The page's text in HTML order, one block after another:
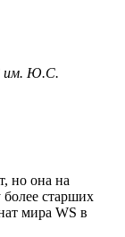
им. Ю.С.
но она на
старших
мира WS в